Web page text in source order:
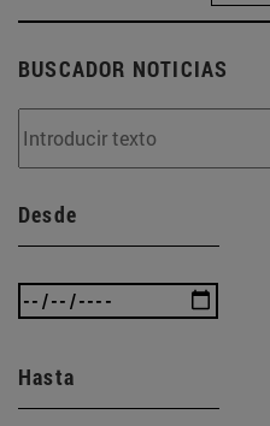
BUSCADOR NOTICIAS
Desde
Hasta